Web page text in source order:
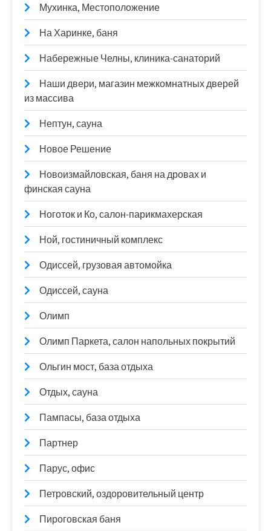
Мухинка, Местоположение
На Харинке, баня
Набережные Челны, клиника-санаторий
Наши двери, магазин межкомнатных дверей
из массива
Нептун, сауна
Новое Решение
Новоизмайловская, баня на дровах и
финская сауна
Ноготок и Ко, салон-парикмахерская
Ной, гостиничный комплекс
Одиссей, грузовая автомойка
Одиссей, сауна
Олимп
Олимп Паркета, салон напольных покрытий
Ольгин мост, база отдыха
Отдых, сауна
Пампасы, база отдыха
Партнер
Парус, офис
Петровский, оздоровительный центр
Пироговская баня